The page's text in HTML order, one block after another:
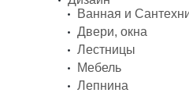
Ванная и
Двери, окна
Лестницы
Мебель
Лепнина